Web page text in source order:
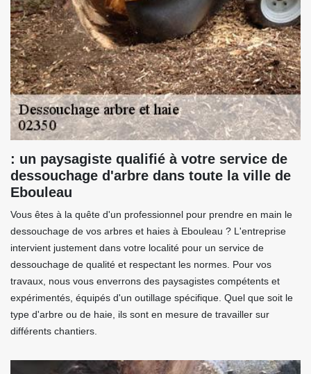
: un paysagiste qualifié à votre service de
dessouchage d'arbre dans toute la ville de
Ebouleau
Vous êtes à la quête d'un professionnel pour prendre en main le
dessouchage de vos arbres et haies à Ebouleau ? L'entreprise
intervient justement dans votre localité pour un service de
dessouchage de qualité et respectant les normes. Pour vos
travaux, nous vous enverrons des paysagistes compétents et
expérimentés, équipés d'un outillage spécifique. Quel que soit le
type d'arbre ou de haie, ils sont en mesure de travailler sur
différents chantiers.